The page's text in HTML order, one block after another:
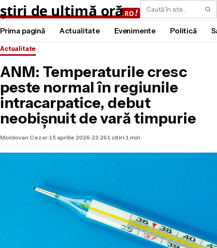
Caută
Prima pagină Actualitate Evenimente Politică
Actualitate
ANM: Temperaturile cresc
peste normal în regiunile
intracarpatice, debut
neobișnuit de vară timpurie
Moldovan Cezar 15 aprilie 2026 23.261 citiri 1 min